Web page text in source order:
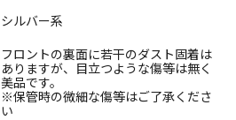
シルバー系
フロントの裏面に若干のダスト固着は
ありますが、目立つような傷等は無く
美品です。
※保管時の微細な傷等はご了承くださ
い